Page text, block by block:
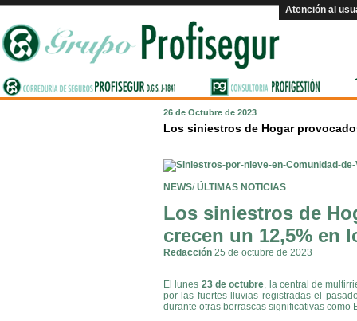
Atención al
26 de Octubre de 2023
Los siniestros de Hogar
NEWS/ÚLTIMAS NOTICIAS
Los siniestros de
crecen un 12,5% en
Redacción 25 de octubre de 2023
El lunes 23 de octubre, la central de
por las fuertes lluvias registradas el
durante otras borrascas significativas como